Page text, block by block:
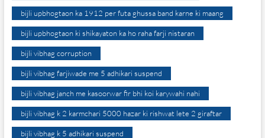
bijli upbhogtaon ka 1912 per futa ghussa band karne ki maang
bijli upbhogtaon ki shikayaton ka ho raha farji nistaran
bijli vibhag corruption
bijli vibhag farjiwade me 5 adhikari suspend
bijli vibhag janch me kasoorwar fir bhi koi karywahi nahi
bijli vibhag k 2 karmchari 5000 hazar ki rishwat lete 2 giraftar
bijli vibhag k 5 adhikari suspend